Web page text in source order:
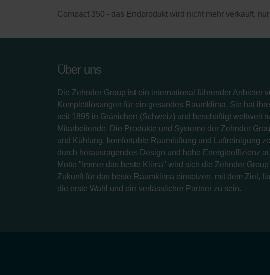
Compact 350 - das Endprodukt wird nicht mehr verkauft,
Über uns
Die Zehnder Group ist ein international führender Anbieter
Komplettlösungen für ein gesundes Raumklima. Sie hat
seit 1895 in Gränichen (Schweiz) und beschäftigt weltweit
Mitarbeitende. Die Produkte und Systeme der Zehnder
und Kühlung, komfortable Raumlüftung und Luftreinigung
durch herausragendes Design und hohe Energieeffizienz
Motto "Immer das beste Klima" wird sich die Zehnder
Zukunft für das beste Raumklima einsetzen, mit dem Ziel,
die erste Wahl und ein verlässlicher Partner zu sein.